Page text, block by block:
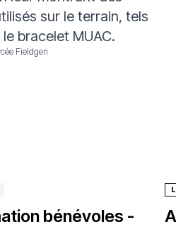
sur le terrain, tels
bracelet MUAC.
Fieldgen
bénévoles -